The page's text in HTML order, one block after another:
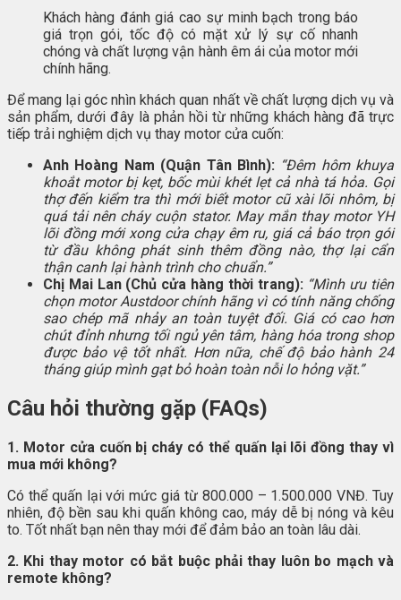
Khách hàng đánh giá cao sự minh bạch trong báo
giá trọn gói, tốc độ có mặt xử lý sự cố nhanh
chóng và chất lượng vận hành êm ái của motor mới
chính hãng.
Để mang lại góc nhìn khách quan nhất về chất lượng dịch vụ và
sản phẩm, dưới đây là phản hồi từ những khách hàng đã trực
tiếp trải nghiệm dịch vụ thay motor cửa cuốn:
Anh Hoàng Nam (Quận Tân Bình): “Đêm hôm khuya
khoắt motor bị kẹt, bốc mùi khét lẹt cả nhà tá hỏa. Gọi
thợ đến kiểm tra thì mới biết motor cũ xài lõi nhôm, bị
quá tải nên cháy cuộn stator. May mắn thay motor YH
lõi đồng mới xong cửa chạy êm ru, giá cả báo trọn gói
từ đầu không phát sinh thêm đồng nào, thợ lại cẩn
thận canh lại hành trình cho chuẩn.”
Chị Mai Lan (Chủ cửa hàng thời trang): “Mình ưu tiên
chọn motor Austdoor chính hãng vì có tính năng chống
sao chép mã nhảy an toàn tuyệt đối. Giá có cao hơn
chút đỉnh nhưng tối ngủ yên tâm, hàng hóa trong shop
được bảo vệ tốt nhất. Hơn nữa, chế độ bảo hành 24
tháng giúp mình gạt bỏ hoàn toàn nỗi lo hỏng vặt.”
Câu hỏi thường gặp (FAQs)
1. Motor cửa cuốn bị cháy có thể quấn lại lõi đồng thay vì
mua mới không?
Có thể quấn lại với mức giá từ 800.000 – 1.500.000 VNĐ. Tuy
nhiên, độ bền sau khi quấn không cao, máy dễ bị nóng và kêu
to. Tốt nhất bạn nên thay mới để đảm bảo an toàn lâu dài.
2. Khi thay motor có bắt buộc phải thay luôn bo mạch và
remote không?